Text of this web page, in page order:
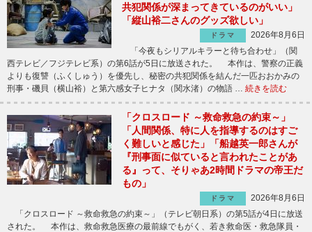
共犯関係が深まってきているのがいい」
「縦山裕二さんのグッズ欲しい」
ドラマ
2026年8月6日
「今夜もシリアルキラーと待ち合わせ」（関
西テレビ／フジテレビ系）の第6話が5日に放送された。 本作は、警察の正義
よりも復讐（ふくしゅう）を優先し、秘密の共犯関係を結んだ一匹おおかみの
刑事・磯貝（横山裕）と第六感女子ヒナタ（関水渚）の物語 … 続きを読む
「クロスロード ～救命救急の約束～」
「人間関係、特に人を指導するのはすご
く難しいと感じた」「船越英一郎さんが
『刑事面に似ていると言われたことがあ
る』って、そりゃあ2時間ドラマの帝王だ
もの」
ドラマ
2026年8月6日
「クロスロード ～救命救急の約束～」（テレビ朝日系）の第5話が4日に放送
された。 本作は、救命救急医療の最前線でもがく、若き救命医・救急隊員・